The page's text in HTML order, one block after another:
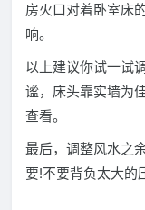
房火口对着卧室床
响。
以上建议你试一试
谧，床头靠实墙为
查看。
最后，调整风水之
要!不要背负太大的